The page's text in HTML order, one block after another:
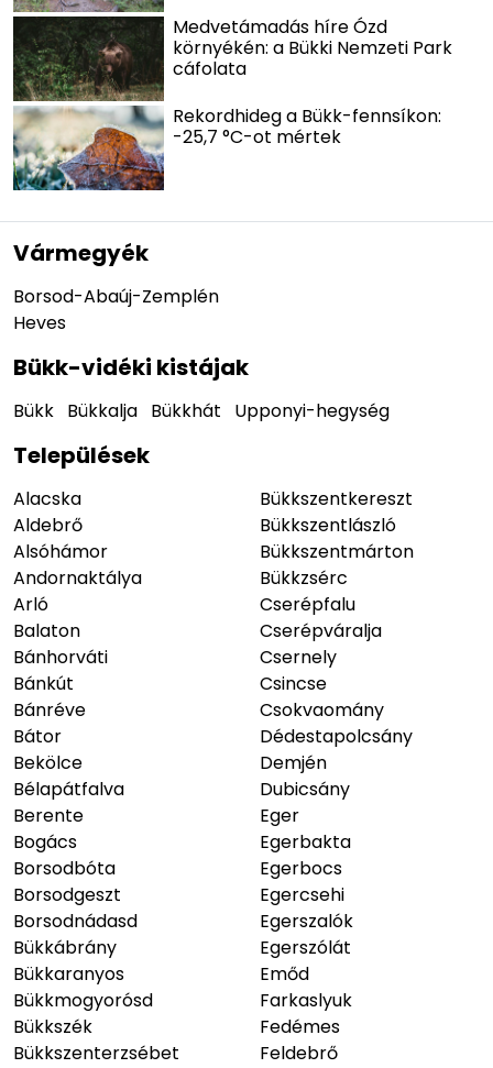
Medvetámadás híre Ózd
környékén: a Bükki Nemzeti Park
cáfolata
Rekordhideg a Bükk-fennsíkon:
-25,7 °C-ot mértek
Vármegyék
Borsod-Abaúj-Zemplén
Heves
Bükk-vidéki kistájak
Bükk Bükkalja Bükkhát Upponyi-hegység
Települések
Alacska
Aldebrő
Alsóhámor
Andornaktálya
Arló
Balaton
Bánhorváti
Bánkút
Bánréve
Bátor
Bekölce
Bélapátfalva
Berente
Bogács
Borsodbóta
Borsodgeszt
Borsodnádasd
Bükkábrány
Bükkaranyos
Bükkmogyorósd
Bükkszék
Bükkszenterzsébet
Bükkszentkereszt
Bükkszentlászló
Bükkszentmárton
Bükkzsérc
Cserépfalu
Cserépváralja
Csernely
Csincse
Csokvaomány
Dédestapolcsány
Demjén
Dubicsány
Eger
Egerbakta
Egerbocs
Egercsehi
Egerszalók
Egerszólát
Emőd
Farkaslyuk
Fedémes
Feldebrő